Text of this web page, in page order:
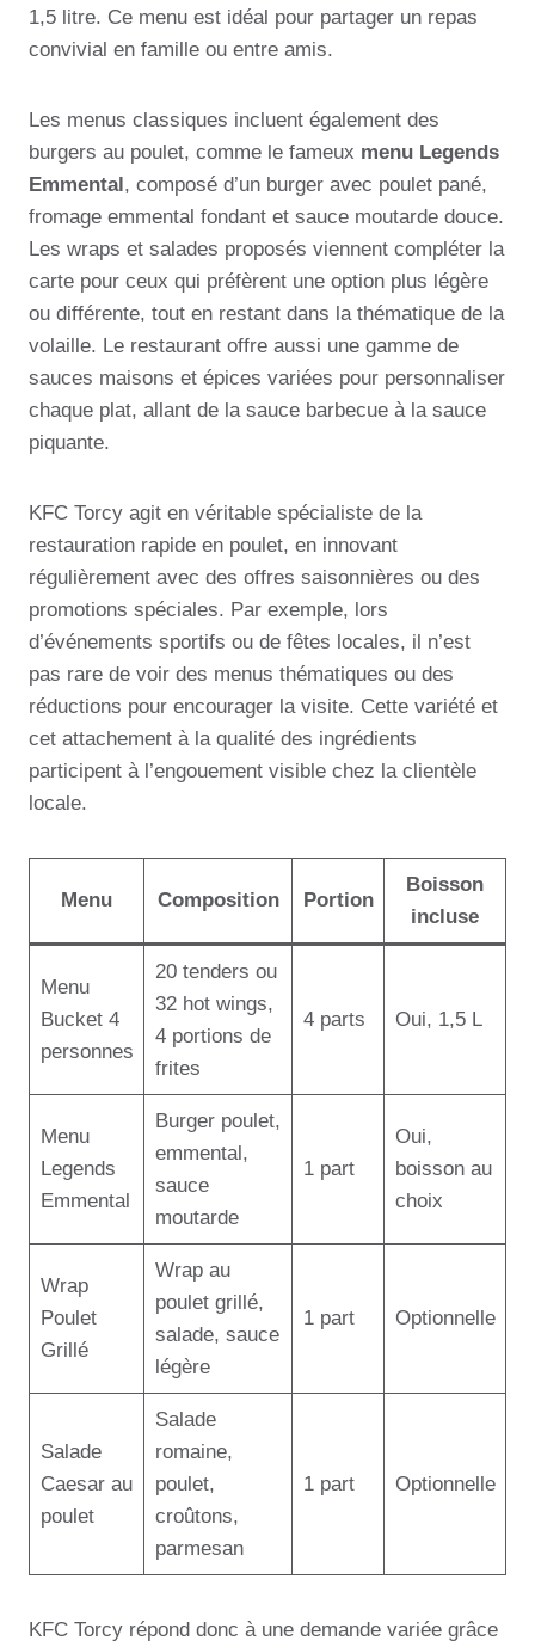
1,5 litre. Ce menu est idéal pour partager un repas
convivial en famille ou entre amis.
Les menus classiques incluent également des
burgers au poulet, comme le fameux menu Legends
Emmental, composé d’un burger avec poulet pané,
fromage emmental fondant et sauce moutarde douce.
Les wraps et salades proposés viennent compléter la
carte pour ceux qui préfèrent une option plus légère
ou différente, tout en restant dans la thématique de la
volaille. Le restaurant offre aussi une gamme de
sauces maisons et épices variées pour personnaliser
chaque plat, allant de la sauce barbecue à la sauce
piquante.
KFC Torcy agit en véritable spécialiste de la
restauration rapide en poulet, en innovant
régulièrement avec des offres saisonnières ou des
promotions spéciales. Par exemple, lors
d’événements sportifs ou de fêtes locales, il n’est
pas rare de voir des menus thématiques ou des
réductions pour encourager la visite. Cette variété et
cet attachement à la qualité des ingrédients
participent à l’engouement visible chez la clientèle
locale.
Menu Composition Portion
Boisson
incluse
Menu
Bucket 4
personnes
20 tenders ou
32 hot wings,
4 portions de
frites
4 parts Oui, 1,5 L
Menu
Legends
Emmental
Burger poulet,
emmental,
sauce
moutarde
1 part
Oui,
boisson au
choix
Wrap
Poulet
Grillé
Wrap au
poulet grillé,
salade, sauce
légère
1 part Optionnelle
Salade
Caesar au
poulet
Salade
romaine,
poulet,
croûtons,
parmesan
1 part Optionnelle
KFC Torcy répond donc à une demande variée grâce